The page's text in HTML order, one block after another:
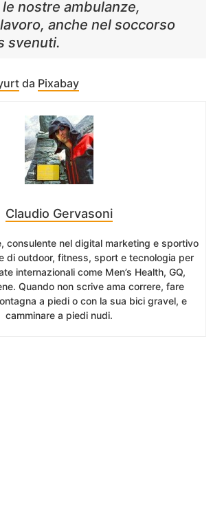
nostre ambulanze,
anche nel soccorso
svenuti.
da Pixabay
Claudio Gervasoni
consulente nel digital marketing e sportivo
di outdoor, fitness, sport e tecnologia per
internazionali come Men’s Health, GQ,
Quando non scrive ama correre, fare
a piedi o con la sua bici gravel, e
camminare a piedi nudi.